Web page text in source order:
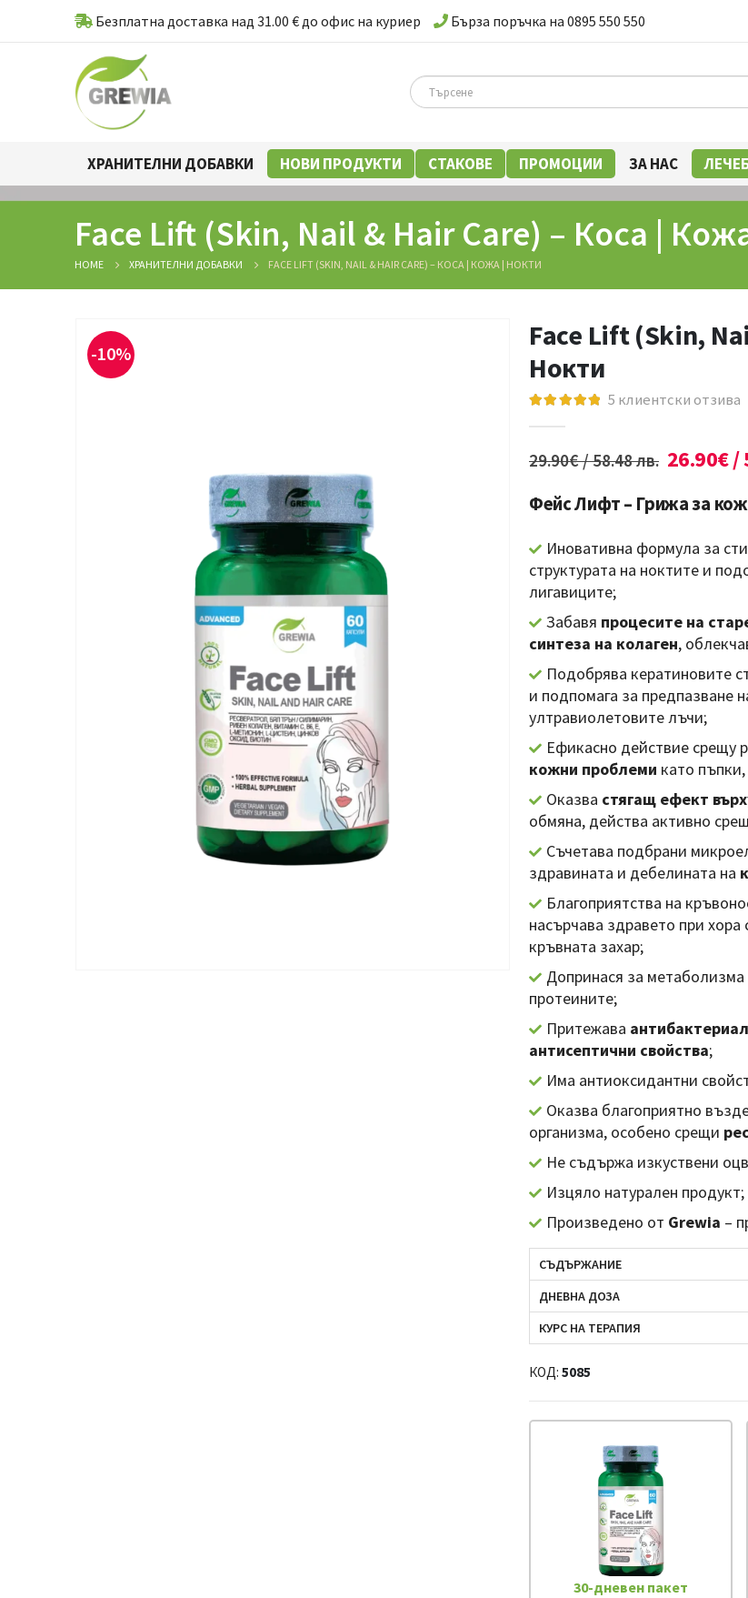
Безплатна доставка над 31.00 € до офис на куриер Бърза поръчка на 0895 550 550
ХРАНИТЕЛНИ ДОБАВКИ НОВИ ПРОДУКТИ СТАКОВЕ ПРОМОЦИИ ЗА НАС
Face Lift (Skin, Nail & Hair Care) – Коса |
HOME ХРАНИТЕЛНИ ДОБАВКИ FACE LIFT (SKIN, NAIL & HAIR CARE) – КОСА | КОЖА | НОКТИ
-10%
Face Lift (Skin,
Нокти
5 клиентски отзива
29.90€/ 58.48 лв. 26.90€/
Фейс Лифт – Грижа за
Иновативна формула за
структурата на ноктите и
лигавиците;
Забавя процесите на
синтеза на колаген,
Подобрява кератиновите
и подпомага за предпазване
ултравиолетовите лъчи;
Ефикасно действие срещу
кожни проблеми като
Оказва стягащ ефект
обмяна, действа активно
Съчетава подбрани
здравината и дебелината на
Благоприятства на
насърчава здравето при
кръвната захар;
Допринася за
протеините;
Притежава
антисептични свойства;
Има антиоксидантни
Оказва благоприятно
организма, особено срещи
Не съдържа изкуствени
Изцяло натурален продукт;
Произведено от Grewia –
СЪДЪРЖАНИЕ
ДНЕВНА ДОЗА
КУРС НА ТЕРАПИЯ
КОД: 5085
30-дневен пакет